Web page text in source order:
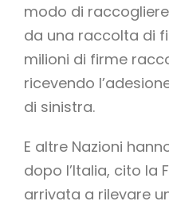
modo di
da una raccolta di
milioni di firme
ricevendo
di sinistra.
E altre Nazioni
dopo l’Italia, cito la
arrivata a rilevare